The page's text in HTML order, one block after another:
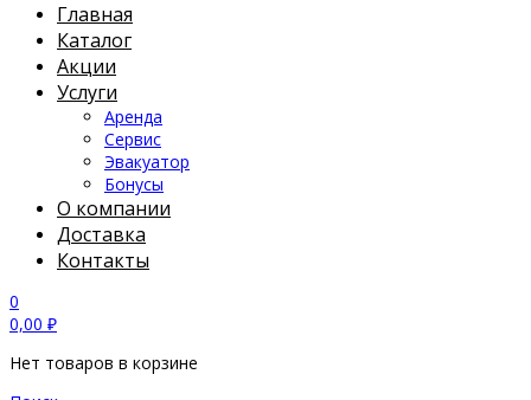
Главная
Каталог
Акции
Услуги
Аренда
Сервис
Эвакуатор
Бонусы
О компании
Доставка
Контакты
0
0,00 ₽
Нет товаров в корзине